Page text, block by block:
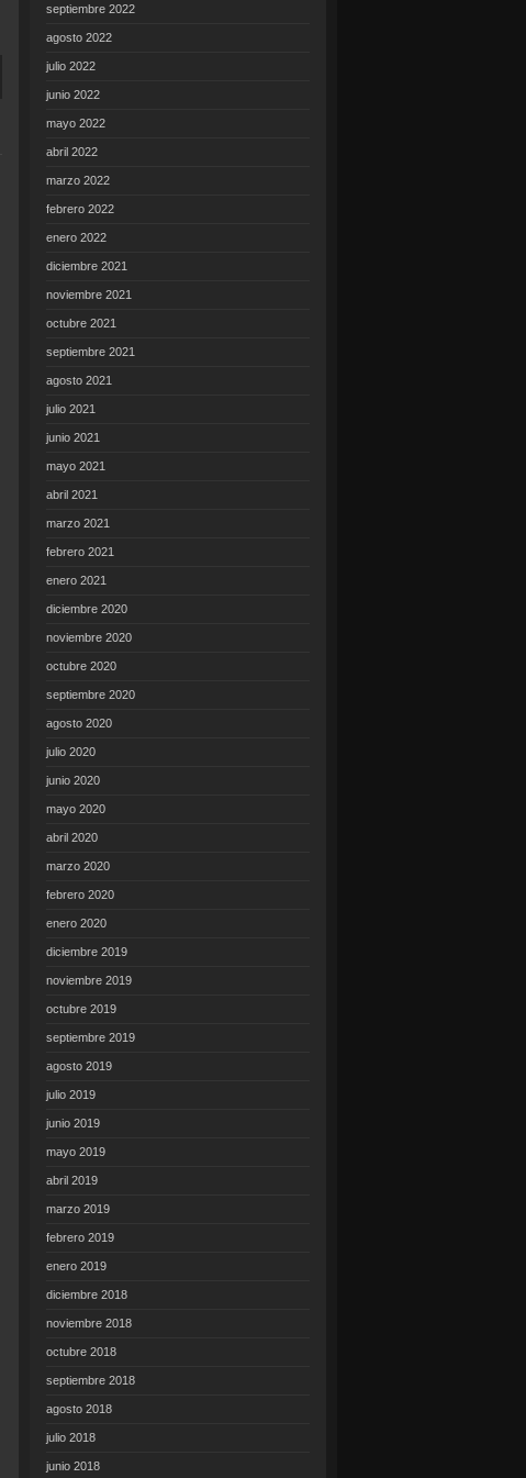
septiembre 2022
agosto 2022
julio 2022
junio 2022
mayo 2022
abril 2022
marzo 2022
febrero 2022
enero 2022
diciembre 2021
noviembre 2021
octubre 2021
septiembre 2021
agosto 2021
julio 2021
junio 2021
mayo 2021
abril 2021
marzo 2021
febrero 2021
enero 2021
diciembre 2020
noviembre 2020
octubre 2020
septiembre 2020
agosto 2020
julio 2020
junio 2020
mayo 2020
abril 2020
marzo 2020
febrero 2020
enero 2020
diciembre 2019
noviembre 2019
octubre 2019
septiembre 2019
agosto 2019
julio 2019
junio 2019
mayo 2019
abril 2019
marzo 2019
febrero 2019
enero 2019
diciembre 2018
noviembre 2018
octubre 2018
septiembre 2018
agosto 2018
julio 2018
junio 2018